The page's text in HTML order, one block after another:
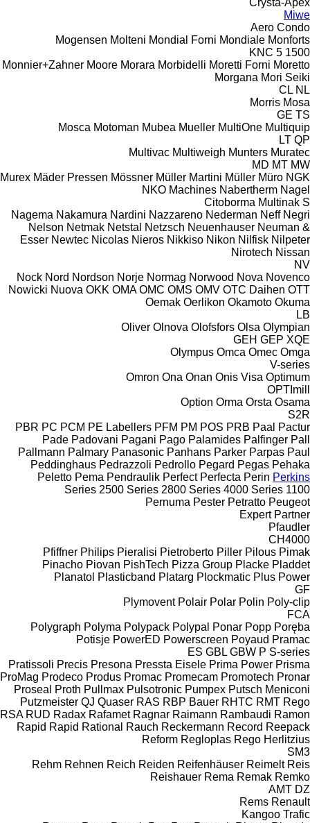
Miwe
Aero Condo
Mogensen Molteni Mondial Forni Mondiale Monforts
KNC 5 1500
Monnier+Zahner Moore Morara Morbidelli Moretti Forni Moretto
Morgana Mori Seiki
CL NL
Morris Mosa
GE TS
Mosca Motoman Mubea Mueller MultiOne Multiquip
LT QP
Multivac Multiweigh Munters Muratec
MD MT MW
Murex Mäder Pressen Mössner Müller Martini Müller Müro NGK
NKO Machines Nabertherm Nagel
Citoborma Multinak S
Nagema Nakamura Nardini Nazzareno Nederman Neff Negri
Nelson Netmak Netstal Netzsch Neuenhauser Neuman &
Esser Newtec Nicolas Nieros Nikkiso Nikon Nilfisk Nilpeter
Nirotech Nissan
NV
Nock Nord Nordson Norje Normag Norwood Nova Novenco
Nowicki Nuova OKK OMA OMC OMS OMV OTC Daihen OTT
Oemak Oerlikon Okamoto Okuma
LB
Oliver Olnova Olofsfors Olsa Olympian
GEH GEP XQE
Olympus Omca Omec Omga
V-series
Omron Ona Onan Onis Visa Optimum
OPTImill
Option Orma Orsta Osama
S2R
PBR PC PCM PE Labellers PFM PM POS PRB Paal
Pactur
Pade Padovani Pagani Pago Palamides Palfinger Pall
Pallmann Palmary Panasonic Panhans Parker Parpas Paul
Peddinghaus Pedrazzoli Pedrollo Pegard Pegas Pehaka
Peletto Pema Pendraulik Perfect Perfecta Perin Perkins
1100 Series
2500 Series 2800 Series 4000 Series
Pernuma Pester Petratto Peugeot
Expert Partner
Pfaudler
CH4000
Pfiffner Philips Pieralisi Pietroberto Piller Pilous Pimak
Pinacho Piovan PishTech Pizza Group Placke Pladdet
Planatol Plasticband Platarg Plockmatic Plus Power
GF
Plymovent Polair Polar Polin Poly-clip
FCA
Polygraph Polyma Polypack Polypal Ponar Popp Poręba
Potisje PowerED Powerscreen Poyaud Pramac
ES GBL GBW P S-series
Pratissoli Precis Presona Pressta Eisele Prima Power Prisma
ProMag Prodeco Produs Promac Promecam Promotech Pronar
Proseal
Proth Pullmax Pulsotronic Pumpex Putsch Meniconi
Putzmeister QJ Quaser RAS RBP Bauer RHTC RMT Rego
RSA RUD Radax Rafamet Ragnar Raimann Rambaudi Ramon
Rapid Rapid Rational Rauch Reckermann Record Reepack
Reform Regloplas Rego Herlitzius
SM3
Rehm Rehnen Reich Reiden Reifenhäuser Reimelt Reis
Reishauer Rema Remak Remko
AMT DZ
Rems Renault
Kangoo Trafic